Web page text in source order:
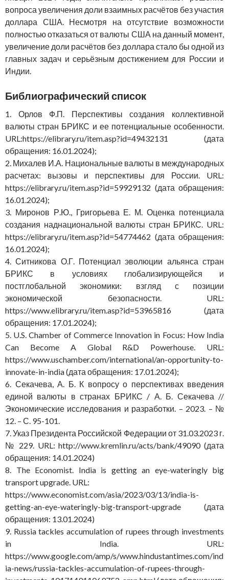
вопроса увеличения доли взаимных расчётов без участия
доллара США. Несмотря на отсутствие возможности
полностью отказаться от валюты США на данный момент,
увеличение доли расчётов без доллара стало бы одной из
главных задач и серьёзным достижением для России и
Индии.
Библиографический список
1. Орлов Ф.П. Перспективы создания коллективной
валюты стран БРИКС и ее потенциальные особенности.
URL:https://elibrary.ru/item.asp?id=49432131 (дата
обращения: 16.01.2024);
2. Михалев И.А. Национальные валюты в международных
расчетах: вызовы и перспективы для России. URL:
https://elibrary.ru/item.asp?id=59929132 (дата обращения:
16.01.2024);
3. Миронов Р.Ю., Григорьева Е. М. Оценка потенциала
создания наднациональной валюты стран БРИКС. URL:
https://elibrary.ru/item.asp?id=54774462 (дата обращения:
16.01.2024);
4. Ситникова О.Г. Потенциал эволюции альянса стран
БРИКС в условиях глобализирующейся и
постглобальной экономики: взгляд с позиции
экономической безопасности. URL:
https://www.elibrary.ru/item.asp?id=53965816 (дата
обращения: 17.01.2024);
5. U.S. Chamber of Commerce Innovation in Focus: How India
Can Become A Global R&D Powerhouse. URL:
https://www.uschamber.com/international/an-opportunity-to-
innovate-in-india (дата обращения: 17.01.2024);
6. Секачева, А. Б. К вопросу о перспективах введения
единой валюты в странах БРИКС / А. Б. Секачева //
Экономические исследования и разработки. – 2023. – №
12. – С. 95-101.
7. Указ Президента Российской Федерации от 31.03.2023 г.
№ 229. URL: http://www.kremlin.ru/acts/bank/49090 (дата
обращения: 14.01.2024)
8. The Economist. India is getting an eye-wateringly big
transport upgrade. URL:
https://www.economist.com/asia/2023/03/13/india-is-
getting-an-eye-wateringly-big-transport-upgrade (дата
обращения: 13.01.2024)
9. Russia tackles accumulation of rupees through investments
in India. URL:
https://www.google.com/amp/s/www.hindustantimes.com/ind
ia-news/russia-tackles-accumulation-of-rupees-through-